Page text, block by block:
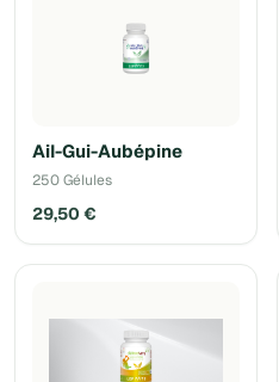
Ail-Gui-Aubépine
250 Gélules
29,50 €